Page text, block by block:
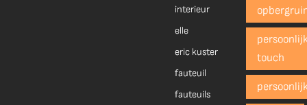
interieur
elle
eric kuster
fauteuil
fauteuils
touch